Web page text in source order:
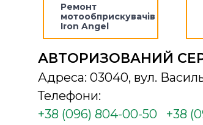
Ремонт
мотообприскувачів
Iron Angel
АВТОРИЗОВАНИЙ
Адреса: 03040, вул.
Телефони:
+38 (096) 804-00-50
+38